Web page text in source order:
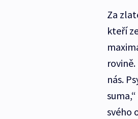
Za
kteří
nás.
svého